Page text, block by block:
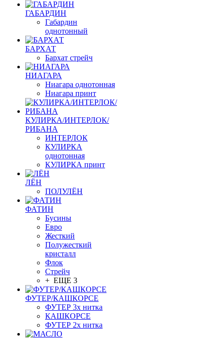
ГАБАРДИН
Габардин
однотонный
БАРХАТ
Бархат стрейч
НИАГАРА
Ниагара однотонная
Ниагара принт
КУЛИРКА/ИНТЕРЛОК/
РИБАНА
ИНТЕРЛОК
КУЛИРКА
однотонная
КУЛИРКА принт
ЛЁН
ПОЛУЛЁН
ФАТИН
Бусины
Евро
Жесткий
Полужесткий
кристалл
Флок
Стрейч
+ ЕЩЕ 3
ФУТЕР/КАШКОРСЕ
ФУТЕР 3х нитка
КАШКОРСЕ
ФУТЕР 2х нитка